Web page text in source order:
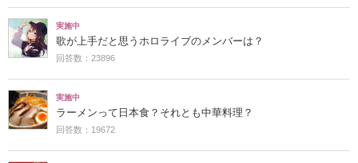
実施中
歌が上手だと思うホロライブのメンバーは？
回答数：23896
実施中
ラーメンって日本食？それとも中華料理？
回答数：19672